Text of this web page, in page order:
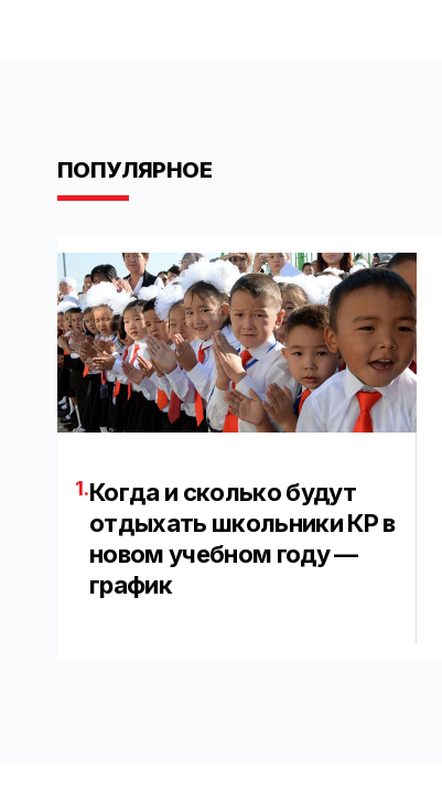
ПОПУЛЯРНОЕ
1.Когда и сколько будут
отдыхать школьники КР в
новом учебном году —
график